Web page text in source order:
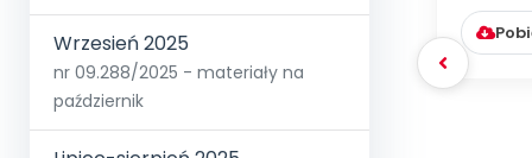
Wrzesień 2025
nr 09.288/2025 - materiały na
październik